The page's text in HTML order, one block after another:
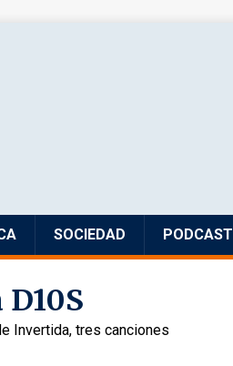
SOCIEDAD PODCAST
Invertida, tres canciones